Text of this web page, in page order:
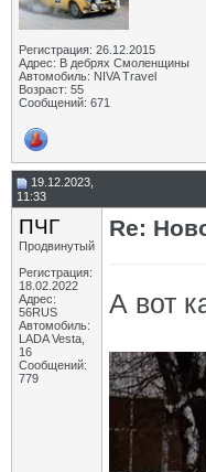
Регистрация: 26.12.2015
Адрес: В дебрях Смоленщины
Автомобиль: NIVA Travel
Возраст: 55
Сообщений: 671
19.12.2023,
11:33
ПЧГ
Продвинутый
Регистрация:
18.02.2022
Адрес:
56RUS
Автомобиль:
LADA Vesta,
16
Сообщений:
779
Re:
А вот